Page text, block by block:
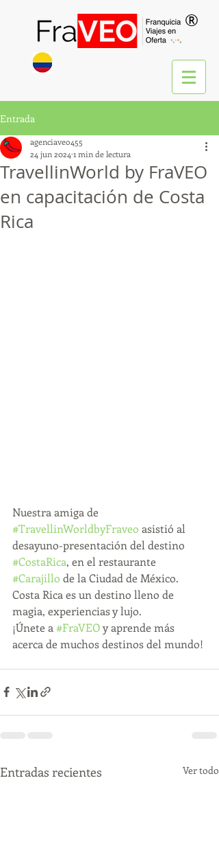
®
Entrada
TravellinWorld by FraVEO
en capacitación de Costa
Rica
agenciaveo455
24 jun 2024 1 min de lectura
Nuestra amiga de
#TravellinWorldbyFraveo asistió al
desayuno-presentación del destino
#CostaRica, en el restaurante
#Carajillo de la Ciudad de México.
Costa Rica es un destino lleno de
magia, experiencias y lujo.
¡Únete a #FraVEO y aprende más
acerca de muchos destinos del mundo!
Entradas recientes Ver todo